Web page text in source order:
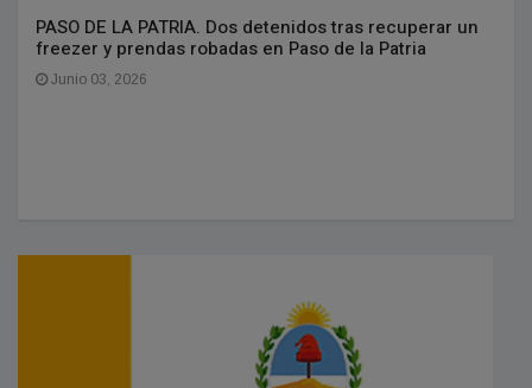
PASO DE LA PATRIA. Dos detenidos tras recuperar un
freezer y prendas robadas en Paso de la Patria
Junio 03, 2026